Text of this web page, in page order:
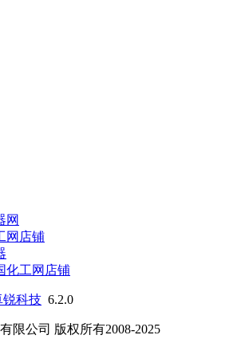
网
网店铺
化工网店铺
锐科技 6.2.0
限公司 版权所有2008-2025